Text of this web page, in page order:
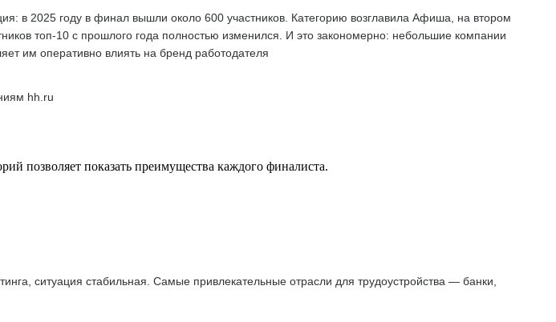
в 2025 году в финал вышли около 600 участников. Категорию возглавила Афиша, на втором
топ-10 с прошлого года полностью изменился. И это закономерно: небольшие компании
им оперативно влиять на бренд работодателя
hh.ru
позволяет показать преимущества каждого финалиста.
ситуация стабильная. Самые привлекательные отрасли для трудоустройства — банки,